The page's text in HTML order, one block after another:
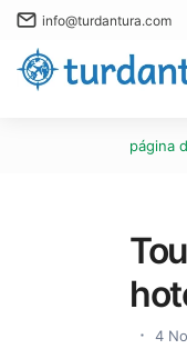
info@turdantura.com
página
4